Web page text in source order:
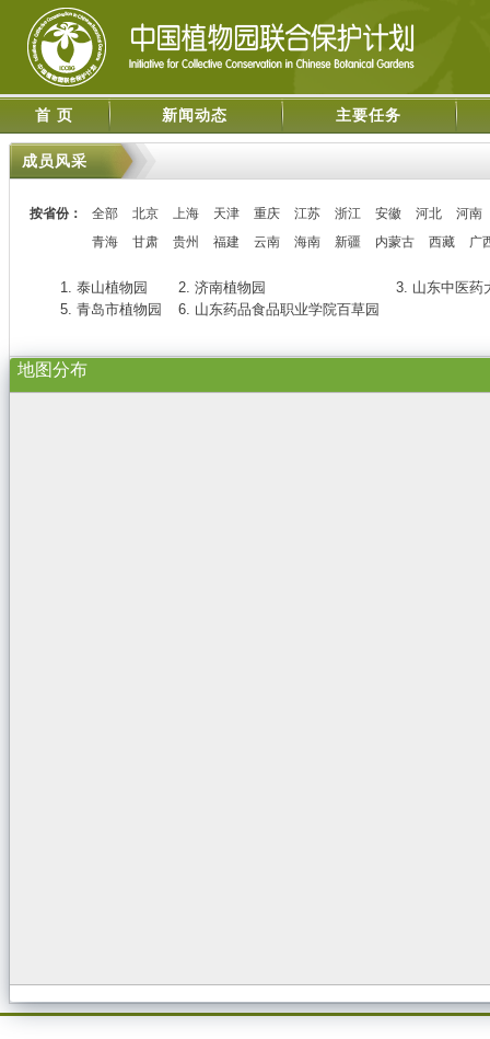
首 页 新闻动态 主要任务
成员风采
按省份： 全部 北京 上海 天津 重庆 江苏 浙江 安徽 河北
河南
青海
甘肃 贵州 福建 云南 海南 新疆 内蒙古 西藏 广
1. 泰山植物园 2. 济南植物园
3. 山东中医药
5. 青岛市植物园
6. 山东药品食品职业学院百草园
地图分布